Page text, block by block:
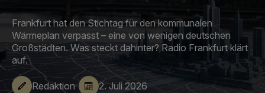
Frankfurt hat den Stichtag für den kommunalen
Wärmeplan verpasst – eine von wenigen deutschen
Großstädten. Was steckt dahinter? Radio Frankfurt klärt
auf.
Redaktion· 2. Juli 2026